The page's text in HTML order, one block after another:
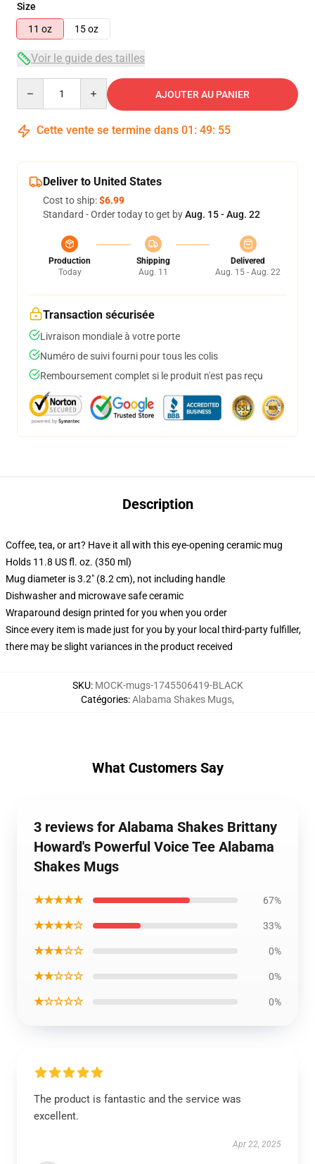
Size
11 oz
15 oz
Voir le guide des tailles
AJOUTER AU PANIER
Cette vente se termine dans 01 : 49: 54
Deliver to United States
Cost to ship:$6.99
Standard - Order today to get byAug. 15 - Aug. 22
Production
Today
Shipping
Aug. 11
Delivered
Aug. 15 - Aug. 22
Transaction sécurisée
Livraison mondiale à votre porte
Numéro de suivi fourni pour tous les colis
Remboursement complet si le produit n'est pas reçu
Description
Coffee, tea, or art? Have it all with this eye-opening ceramic mug
Holds 11.8 US fl. oz. (350 ml)
Mug diameter is 3.2" (8.2 cm), not including handle
Dishwasher and microwave safe ceramic
Wraparound design printed for you when you order
Since every item is made just for you by your local third-party fulfiller,
there may be slight variances in the product received
SKU: MOCK-mugs-1745506419-BLACK
Catégories:Alabama Shakes Mugs,
What Customers Say
3 reviews for Alabama Shakes Brittany
Howard's Powerful Voice Tee Alabama
Shakes Mugs
★★★★★ 67%
★★★★☆ 33%
★★★☆☆ 0%
★★☆☆☆ 0%
★☆☆☆☆ 0%
The product is fantastic and the service was
excellent.
Apr 22, 2025